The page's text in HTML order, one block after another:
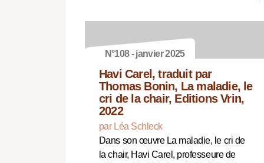
N°108 - janvier 2025
Havi Carel, traduit par
Thomas Bonin, La maladie, le
cri de la chair, Editions Vrin,
2022
par Léa Schleck
Dans son œuvre La maladie, le cri de
la chair, Havi Carel, professeure de